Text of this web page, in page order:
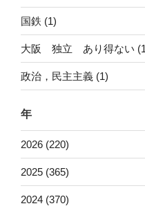
国鉄 (1)
大阪 独立 あり得ない
政治，民主主義 (1)
年
2026 (220)
2025 (365)
2024 (370)